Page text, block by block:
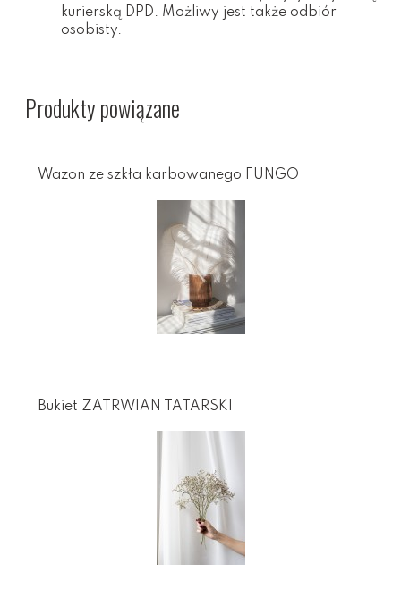
kurierską DPD. Możliwy jest także odbiór
osobisty.
Produkty powiązane
Wazon ze szkła karbowanego FUNGO
Bukiet ZATRWIAN TATARSKI